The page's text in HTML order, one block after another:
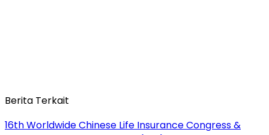
Berita Terkait
16th Worldwide Chinese Life Insurance Congress &